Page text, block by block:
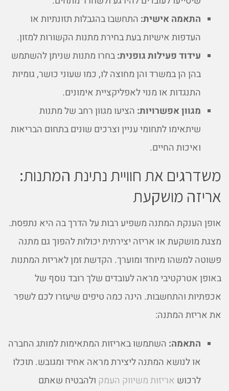
התאמה אישית: התחשבו בהגבלות תזונתיות או
העדפות אישיות בעת בחירת מתנות הקשורות למזון.
עידוד פעילות גופנית:בחרו מתנות שניתן להשתמש
בהן הן במשרד והן מחוצה לו, כמו שעוני כושר, גומיות
התנגדות או מנוי לאפליקציית אימונים.
מגוון אפשרויות: הציעו מגוון רחב של מתנות
שיתאימו לתחומי עניין וצרכים שונים בתחום הבריאות
ואיכות החיים.
משדרגים את חוויית נתינת המתנות:
אריזה מושקעת
אופן הענקת המתנה משפיע רבות על הדרך בה היא נתפסת.
מצגת מושקעת או אריזה יצירתית יכולות להפוך גם מתנה
פשוטה למשהו מיוחד ומוערך. הקדשת זמן לאריזת המתנות
באופן אטרקטיבי מראה לעובדים שלך רובד נוסף של
אכפתיות והתחשבות. הינה כמה טיפים שיעזרו לכם לשפר
את אריזת המתנה:
התאמה: השתמשו באריזות המתאימות למותג החברה
או לנושא המתנה ליצירת מראה אחיד ומגובש. תוכלו
לרכוש אריזות משיווק העמק ולהבטיח שאתם